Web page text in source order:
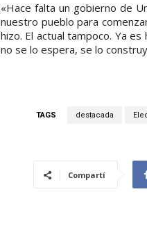
«Hace falta un gobierno de
nuestro pueblo para
hizo. El actual tampoco. Ya
no se lo espera, se lo
TAGS destacada
Compartí